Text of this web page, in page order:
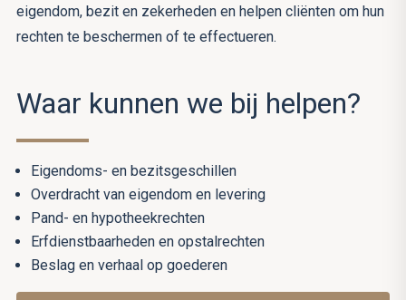
eigendom, bezit en zekerheden en helpen cliënten om hun
rechten te beschermen of te effectueren.
Waar kunnen we bij helpen?
Eigendoms- en bezitsgeschillen
Overdracht van eigendom en levering
Pand- en hypotheekrechten
Erfdienstbaarheden en opstalrechten
Beslag en verhaal op goederen